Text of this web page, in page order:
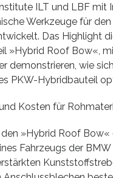
ILT und LBF mit
Werkzeuge für
Das Highlight
»Hybrid Roof Bow«,
demonstrieren, wie
PKW-Hybridbauteil
Kosten für
»Hybrid Roof Bow«
Fahrzeugs der BMW